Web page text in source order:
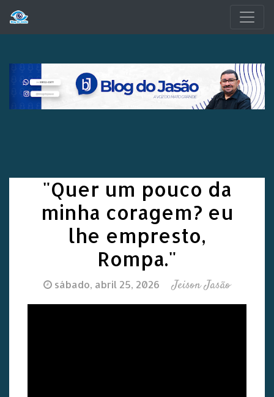
"Quer um pouco da
minha coragem? eu
lhe empresto,
Rompa."
sábado, abril 25, 2026 Jeison Jasão